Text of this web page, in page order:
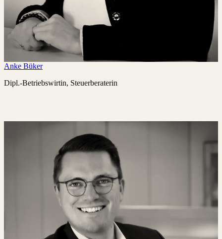
Anke Büker
Dipl.-Betriebswirtin, Steuerberaterin